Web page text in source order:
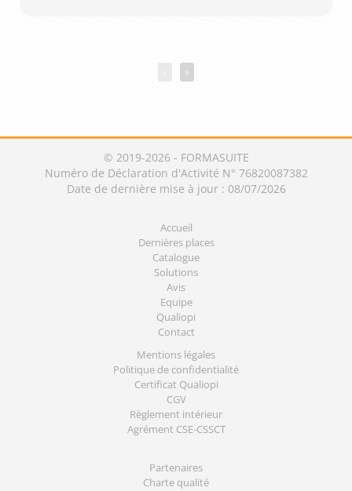
›
© 2019-2026 - FORMASUITE
Numéro de Déclaration d'Activité N° 76820087382
Date de dernière mise à jour : 08/07/2026
Accueil
Dernières places
Catalogue
Solutions
Avis
Equipe
Qualiopi
Contact
Mentions légales
Politique de confidentialité
Certificat Qualiopi
CGV
Règlement intérieur
Agrément CSE-CSSCT
Partenaires
Charte qualité